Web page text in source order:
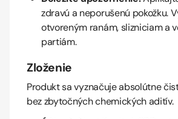
zdravú a neporušenú pokožku.
otvoreným ranám, slizniciam a
partiám.
Zloženie
Produkt sa vyznačuje absolútne
bez zbytočných chemických aditív.